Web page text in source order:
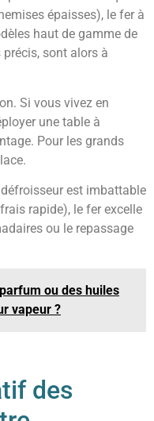
épaisses), le fer à
haut de gamme de
sont alors à
Si vous vivez en
une table à
Pour les grands
est imbattable
rapide), le fer excelle
ou le repassage
ou des huiles
vapeur ?
des